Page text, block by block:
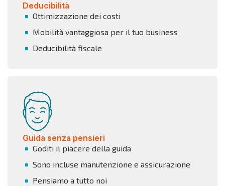
Deducibilità
Ottimizzazione dei costi
Mobilità vantaggiosa per il tuo business
Deducibilità fiscale
Guida senza pensieri
Goditi il piacere della guida
Sono incluse manutenzione e assicurazione
Pensiamo a tutto noi